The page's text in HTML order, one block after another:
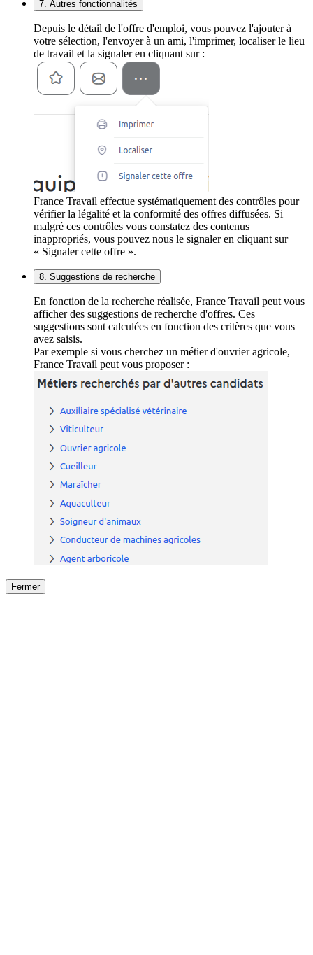
7. Autres fonctionnalités
Depuis le détail de l'offre d'emploi, vous pouvez l'ajouter à
votre sélection, l'envoyer à un ami, l'imprimer, localiser le lieu
de travail et la signaler en cliquant sur :
France Travail effectue systématiquement des contrôles pour
vérifier la légalité et la conformité des offres diffusées. Si
malgré ces contrôles vous constatez des contenus
inappropriés, vous pouvez nous le signaler en cliquant sur
« Signaler cette offre ».
8. Suggestions de recherche
En fonction de la recherche réalisée, France Travail peut vous
afficher des suggestions de recherche d'offres. Ces
suggestions sont calculées en fonction des critères que vous
avez saisis.
Par exemple si vous cherchez un métier d'ouvrier agricole,
France Travail peut vous proposer :
Fermer